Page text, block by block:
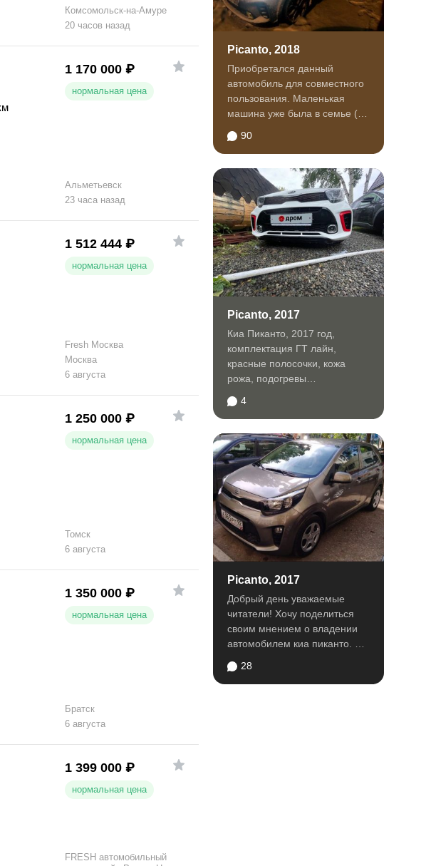
Комсомольск-на-Амуре
20 часов назад
1 170 000 ₽
нормальная цена
Альметьевск
23 часа назад
1 512 444 ₽
нормальная цена
Fresh Москва
Москва
6 августа
1 250 000 ₽
нормальная цена
Томск
6 августа
1 350 000 ₽
нормальная цена
Братск
6 августа
1 399 000 ₽
нормальная цена
FRESH автомобильный
Picanto, 2018
Приобретался данный
автомобиль для совместного
пользования. Маленькая
машина уже была в семье (
и...
90
Picanto, 2017
Киа Пиканто, 2017 год,
комплектация ГТ лайн,
красные полосочки, кожа
рожа, подогревы
Куплен в салоне...
4
Picanto, 2017
Добрый день уважаемые
читатели! Хочу поделиться
своим мнением о владении
автомобилем киа пиканто.
автомобиля...
28